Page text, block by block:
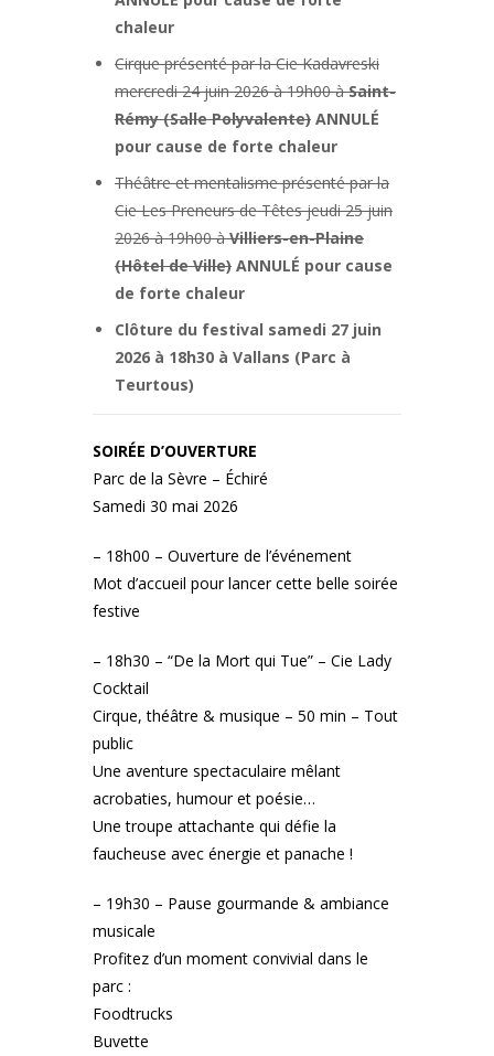
chaleur
Cirque présenté par la Cie Kadavreski
mercredi 24 juin 2026 à 19h00 àSaint-
Rémy (Salle Polyvalente) ANNULÉ
pour cause de forte chaleur
Théâtre et mentalisme présenté par la
Cie Les Preneurs de Têtes jeudi 25 juin
2026 à 19h00 àVilliers-en-Plaine
(Hôtel de Ville) ANNULÉ pour cause
de forte chaleur
Clôture du festival samedi 27 juin
2026 à 18h30 à Vallans (Parc à
Teurtous)
SOIRÉE D’OUVERTURE
Parc de la Sèvre – Échiré
Samedi 30 mai 2026
– 18h00 – Ouverture de l’événement
Mot d’accueil pour lancer cette belle soirée
festive
– 18h30 – “De la Mort qui Tue” – Cie Lady
Cocktail
Cirque, théâtre & musique – 50 min – Tout
public
Une aventure spectaculaire mêlant
acrobaties, humour et poésie…
Une troupe attachante qui défie la
faucheuse avec énergie et panache !
– 19h30 – Pause gourmande & ambiance
musicale
Profitez d’un moment convivial dans le
parc :
Foodtrucks
Buvette